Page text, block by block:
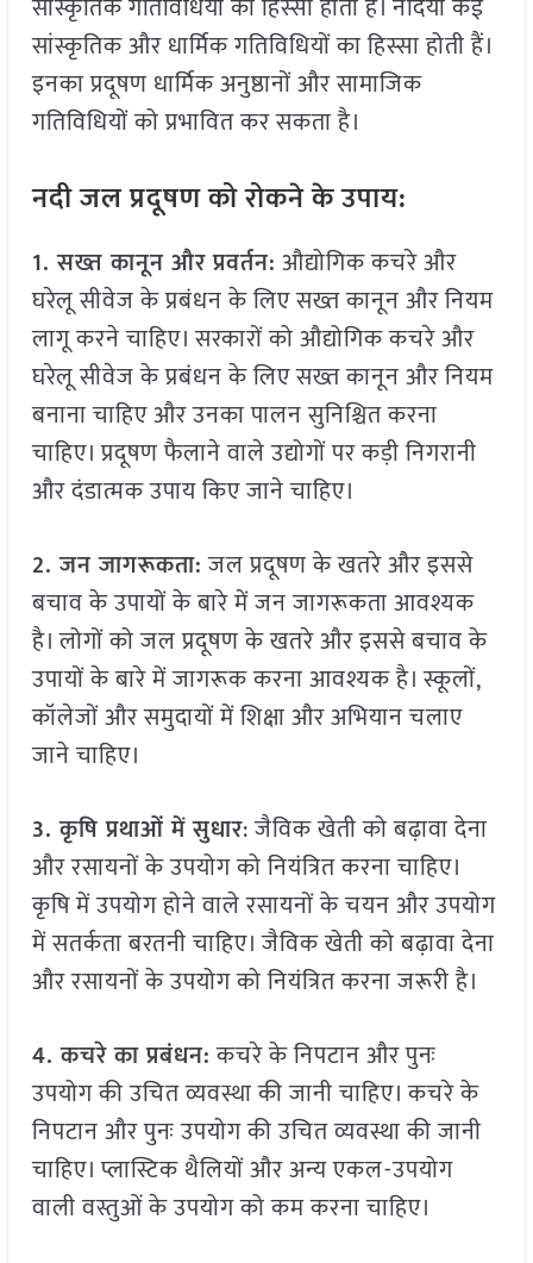
सांस्कृतिक गतिविधियों का हिस्सा होती हैं। नदियाँ कई
सांस्कृतिक और धार्मिक गतिविधियों का हिस्सा होती हैं।
इनका प्रदूषण धार्मिक अनुष्ठानों और सामाजिक
गतिविधियों को प्रभावित कर सकता है।
नदी जल प्रदूषण को रोकने के उपाय:
1. सख्त कानून और प्रवर्तन: औद्योगिक कचरे और
घरेलू सीवेज के प्रबंधन के लिए सख्त कानून और नियम
लागू करने चाहिए। सरकारों को औद्योगिक कचरे और
घरेलू सीवेज के प्रबंधन के लिए सख्त कानून और नियम
बनाना चाहिए और उनका पालन सुनिश्चित करना
चाहिए। प्रदूषण फैलाने वाले उद्योगों पर कड़ी निगरानी
और दंडात्मक उपाय किए जाने चाहिए।
2. जन जागरूकता:जल प्रदूषण के खतरे और इससे
बचाव के उपायों के बारे में जन जागरूकता आवश्यक
है। लोगों को जल प्रदूषण के खतरे और इससे बचाव के
उपायों के बारे में जागरूक करना आवश्यक है। स्कूलों,
कॉलेजों और समुदायों में शिक्षा और अभियान चलाए
जाने चाहिए।
3. कृषि प्रथाओं में सुधार: जैविक खेती को बढ़ावा देना
और रसायनों के उपयोग को नियंत्रित करना चाहिए।
कृषि में उपयोग होने वाले रसायनों के चयन और उपयोग
में सतर्कता बरतनी चाहिए। जैविक खेती को बढ़ावा देना
और रसायनों के उपयोग को नियंत्रित करना जरूरी है।
4. कचरे का प्रबंधन:कचरे के निपटान और पुनः
उपयोग की उचित व्यवस्था की जानी चाहिए। कचरे के
निपटान और पुनः उपयोग की उचित व्यवस्था की जानी
चाहिए। प्लास्टिक थैलियों और अन्य एकल-उपयोग
वाली वस्तुओं के उपयोग को कम करना चाहिए।